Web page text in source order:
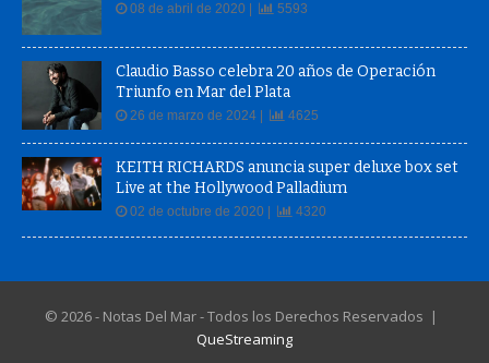
08 de abril de 2020 | 5593
Claudio Basso celebra 20 años de Operación
Triunfo en Mar del Plata
26 de marzo de 2024 | 4625
KEITH RICHARDS anuncia super deluxe box set
Live at the Hollywood Palladium
02 de octubre de 2020 | 4320
© 2026 - Notas Del Mar - Todos los Derechos Reservados |
QueStreaming